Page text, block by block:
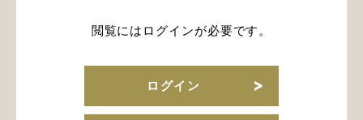
閲覧にはログインが必要です。
ログイン